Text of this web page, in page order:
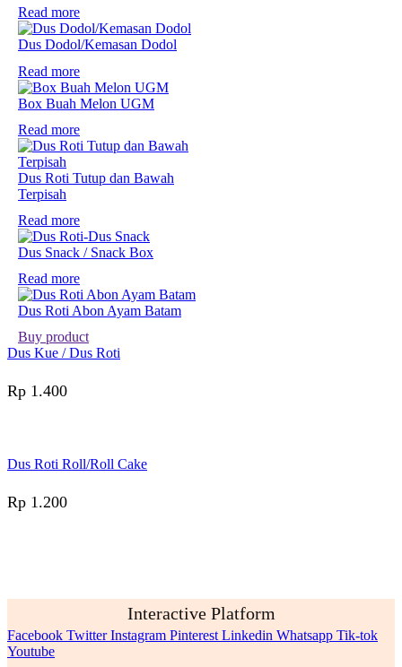
Read more
Dus Dodol/Kemasan Dodol
Read more
Box Buah Melon UGM
Read more
Dus Roti Tutup dan Bawah
Terpisah
Read more
Dus Snack / Snack Box
Read more
Dus Roti Abon Ayam Batam
Buy product
Dus Kue / Dus Roti
Rp 1.400
Dus Roti Roll/Roll Cake
Rp 1.200
Interactive Platform
Facebook Twitter Instagram Pinterest Linkedin Whatsapp Tik-tok
Youtube